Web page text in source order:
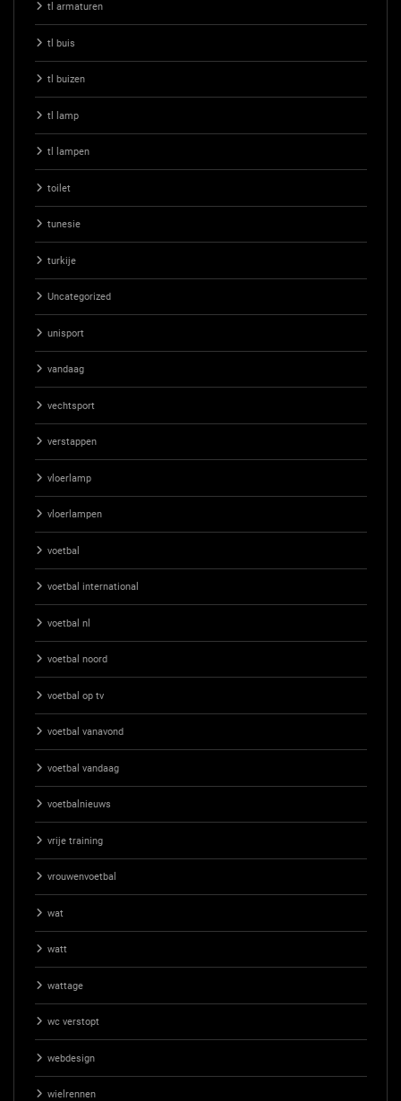
tl armaturen
tl buis
tl buizen
tl lamp
tl lampen
toilet
tunesie
turkije
Uncategorized
unisport
vandaag
vechtsport
verstappen
vloerlamp
vloerlampen
voetbal
voetbal international
voetbal nl
voetbal noord
voetbal op tv
voetbal vanavond
voetbal vandaag
voetbalnieuws
vrije training
vrouwenvoetbal
wat
watt
wattage
wc verstopt
webdesign
wielrennen